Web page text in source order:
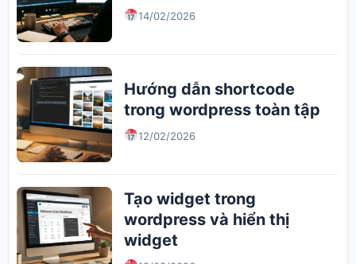
14/02/2026
Hướng dẫn shortcode
trong wordpress toàn tập
12/02/2026
Tạo widget trong
wordpress và hiển thị
widget